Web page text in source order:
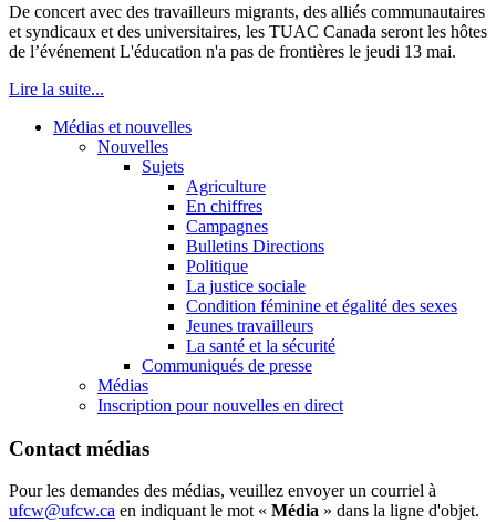
De concert avec des travailleurs migrants, des alliés communautaires
et syndicaux et des universitaires, les TUAC Canada seront les hôtes
de l’événement L'éducation n'a pas de frontières le jeudi 13 mai.
Lire la suite...
Médias et nouvelles
Nouvelles
Sujets
Agriculture
En chiffres
Campagnes
Bulletins Directions
Politique
La justice sociale
Condition féminine et égalité des sexes
Jeunes travailleurs
La santé et la sécurité
Communiqués de presse
Médias
Inscription pour nouvelles en direct
Contact médias
Pour les demandes des médias, veuillez envoyer un courriel à
ufcw@ufcw.ca en indiquant le mot « Média » dans la ligne d'objet.